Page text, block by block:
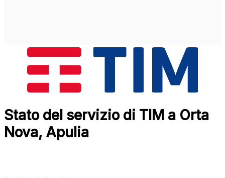
Stato del servizio di TIM a Orta
Nova, Apulia